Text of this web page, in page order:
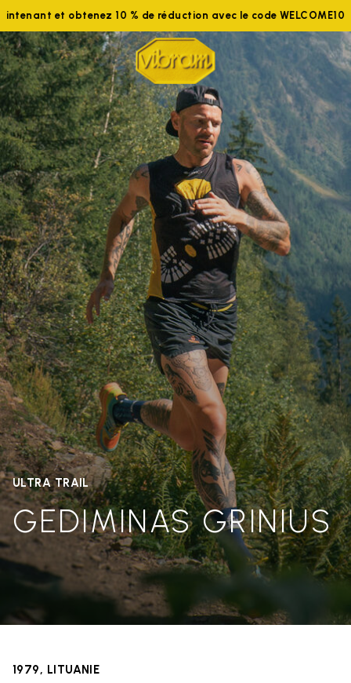
nous maintenant et obtenez 10 % de réduction avec le code
ULTRA TRAIL
GEDIMINAS GRINIUS
1979, LITUANIE